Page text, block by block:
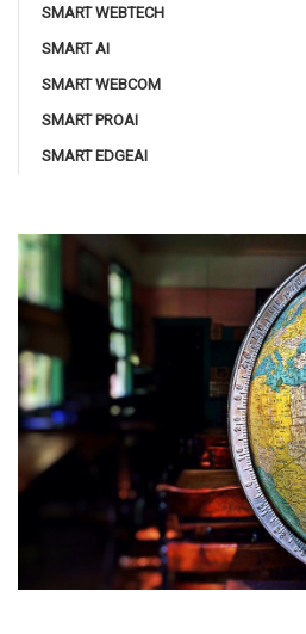
SMART WEBTECH
SMART AI
SMART WEBCOM
SMART PROAI
SMART EDGEAI